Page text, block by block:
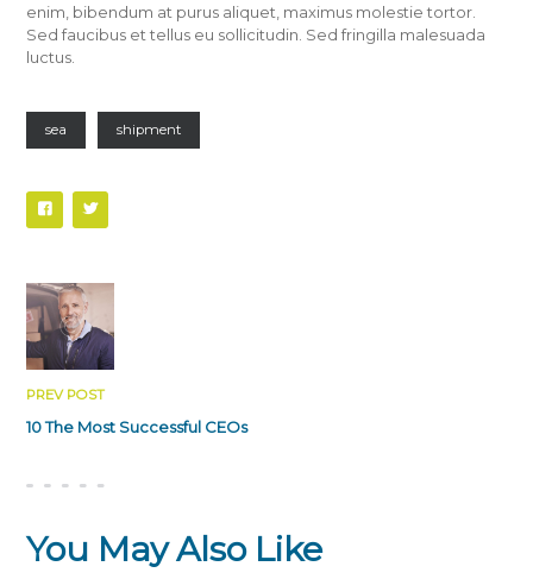
enim, bibendum at purus aliquet, maximus molestie tortor.
Sed faucibus et tellus eu sollicitudin. Sed fringilla malesuada
luctus.
sea shipment
PREV POST
10 The Most Successful CEOs
You May Also Like